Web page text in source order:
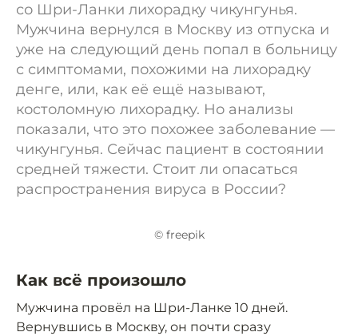
со Шри-Ланки лихорадку чикунгунья.
Мужчина вернулся в Москву из отпуска и
уже на следующий день попал в больницу
с симптомами, похожими на лихорадку
денге, или, как её ещё называют,
костоломную лихорадку. Но анализы
показали, что это похожее заболевание —
чикунгунья. Сейчас пациент в состоянии
средней тяжести. Стоит ли опасаться
распространения вируса в России?
© freepik
Как всё произошло
Мужчина провёл на Шри-Ланке 10 дней.
Вернувшись в Москву, он почти сразу